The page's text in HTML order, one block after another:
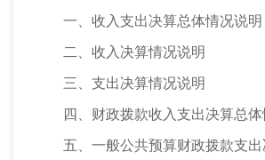
一、收入支出决算总体情况说明
二、收入决算情况说明
三、支出决算情况说明
四、财政拨款收入支出决算总体
五、一般公共预算财政拨款支出